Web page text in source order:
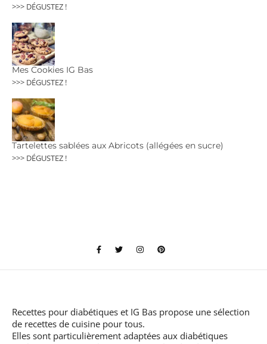
>>> DÉGUSTEZ !
Mes Cookies IG Bas
>>> DÉGUSTEZ !
Tartelettes sablées aux Abricots (allégées en sucre)
>>> DÉGUSTEZ !
Recettes pour diabétiques et IG Bas propose une sélection
de recettes de cuisine pour tous.
Elles sont particulièrement adaptées aux diabétiques